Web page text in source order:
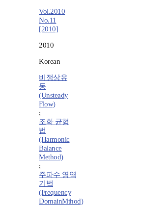
Vol.2010
No.11
[2010]
2010
Korean
비정상유
동
(Unsteady
Flow)
;
조화 균형
법
(Harmonic
Balance
Method)
;
주파수 영역
기법
(Frequency
DomainMthod)